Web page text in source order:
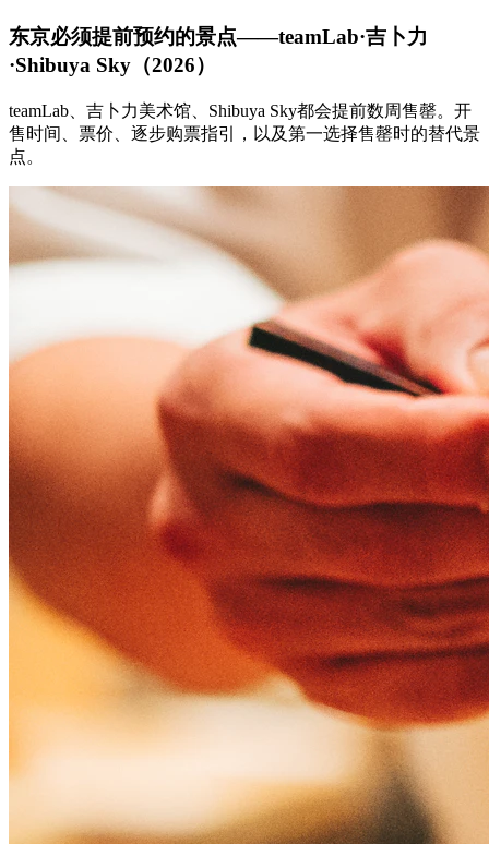
东京必须提前预约的景点——teamLab·吉卜力
·Shibuya Sky（2026）
teamLab、吉卜力美术馆、Shibuya Sky都会提前数周售罄。开
售时间、票价、逐步购票指引，以及第一选择售罄时的替代景
点。